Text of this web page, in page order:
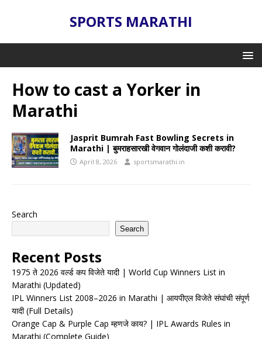
SPORTS MARATHI
How to cast a Yorker in
Marathi
Jasprit Bumrah Fast Bowling Secrets in
Marathi | बुमराहसारखी वेगवान गोलंदाजी कशी करावी?
April 8, 2026 sportsmarathi.in
Search
Search
Recent Posts
1975 ते 2026 वर्ल्ड कप विजेते यादी | World Cup Winners List in
Marathi (Updated)
IPL Winners List 2008–2026 in Marathi | आयपीएल विजेते संघांची संपूर्ण
यादी (Full Details)
Orange Cap & Purple Cap म्हणजे काय? | IPL Awards Rules in
Marathi (Complete Guide)